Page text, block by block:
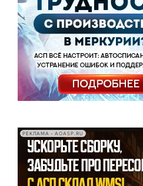
РЕКЛАМА • AOASP.RU